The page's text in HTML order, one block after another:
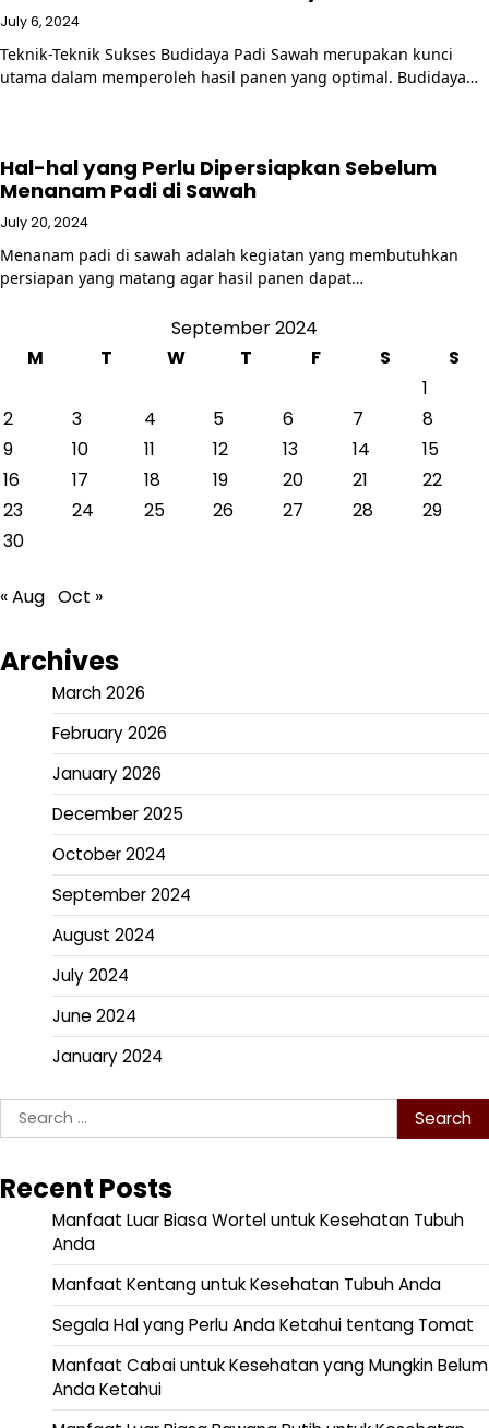
July 6, 2024
Teknik-Teknik Sukses Budidaya Padi Sawah merupakan kunci
utama dalam memperoleh hasil panen yang optimal. Budidaya…
Hal-hal yang Perlu Dipersiapkan Sebelum
Menanam Padi di Sawah
July 20, 2024
Menanam padi di sawah adalah kegiatan yang membutuhkan
persiapan yang matang agar hasil panen dapat…
September 2024
M
T W T F S
S
1
2
3 4 5 6 7
8
9
10 11 12 13 14
15
16
17 18 19 20 21
22
23
24 25 26 27 28
29
30
« Aug Oct »
Archives
March 2026
February 2026
January 2026
December 2025
October 2024
September 2024
August 2024
July 2024
June 2024
January 2024
Search
for:
Recent Posts
Manfaat Luar Biasa Wortel untuk Kesehatan Tubuh
Anda
Manfaat Kentang untuk Kesehatan Tubuh Anda
Segala Hal yang Perlu Anda Ketahui tentang Tomat
Manfaat Cabai untuk Kesehatan yang Mungkin Belum
Anda Ketahui